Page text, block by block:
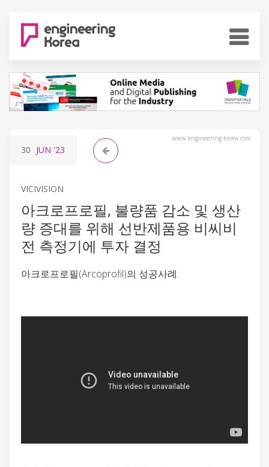
www.engineering-korea.com
30 JUN '23
VICIVISION
아크로프로필, 불량품 감소 및 생산
량 증대를 위해 선반제품용 비씨비
전 측정기에 투자 결정
아크로프로필(Arcoprofil)의 성공사례.